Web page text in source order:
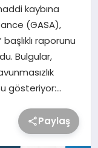
kaybına
(GASA),
raporunu
Bulgular,
gösteriyor:…
Paylaş